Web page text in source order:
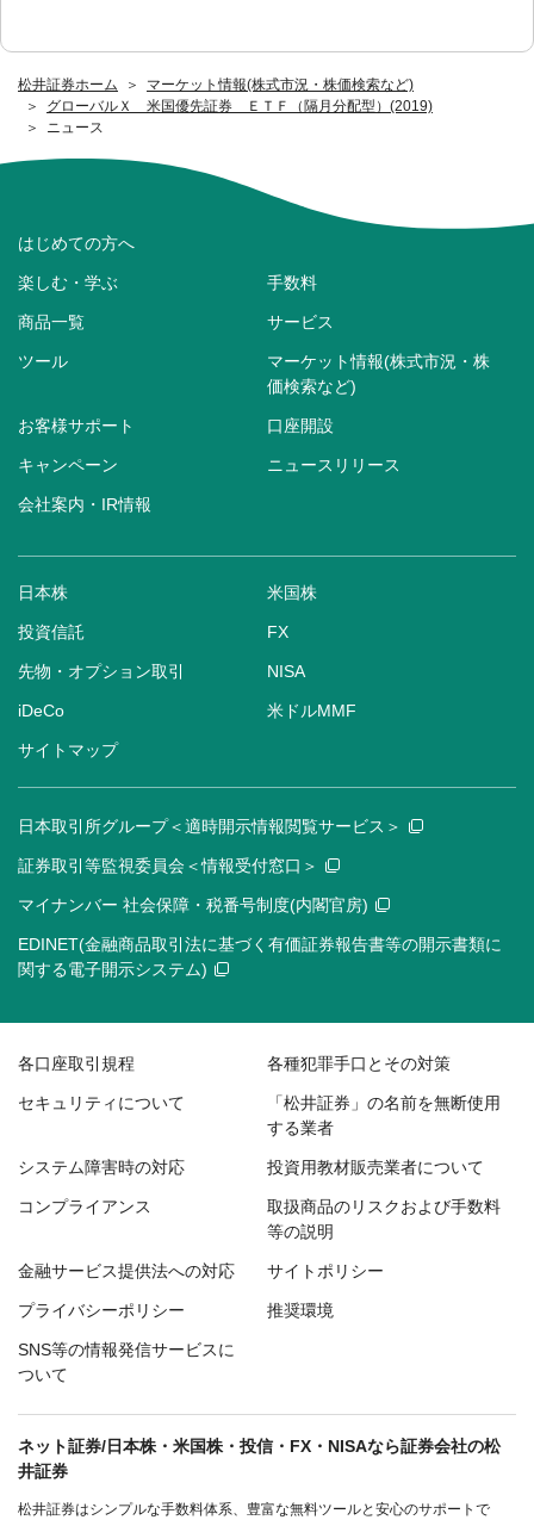
松井証券ホーム
マーケット情報(株式市況・株価検索など)
グローバルＸ 米国優先証券 ＥＴＦ（隔月分配型）(2019)
ニュース
はじめての方へ
楽しむ・学ぶ 手数料
商品一覧 サービス
ツール
マーケット情報(株式市況・株
価検索など)
お客様サポート 口座開設
キャンペーン ニュースリリース
会社案内・IR情報
日本株 米国株
投資信託 FX
先物・オプション取引 NISA
iDeCo 米ドルMMF
サイトマップ
日本取引所グループ＜適時開示情報閲覧サービス＞
証券取引等監視委員会＜情報受付窓口＞
マイナンバー 社会保障・税番号制度(内閣官房)
EDINET(金融商品取引法に基づく有価証券報告書等の開示書類に
関する電子開示システム)
各口座取引規程 各種犯罪手口とその対策
セキュリティについて
「松井証券」の名前を無断使用
する業者
システム障害時の対応 投資用教材販売業者について
コンプライアンス
取扱商品のリスクおよび手数料
等の説明
金融サービス提供法への対応 サイトポリシー
プライバシーポリシー 推奨環境
SNS等の情報発信サービスに
ついて
ネット証券/日本株・米国株・投信・FX・NISAなら証券会社の松
井証券
松井証券はシンプルな手数料体系、豊富な無料ツールと安心のサポートで